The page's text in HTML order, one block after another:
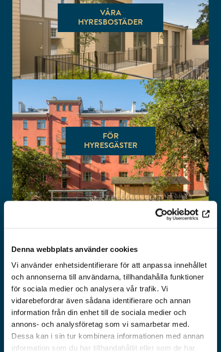
Denna webbplats använder cookies
Vi använder enhetsidentifierare för att anpassa innehållet
och annonserna till användarna, tillhandahålla funktioner
för sociala medier och analysera vår trafik. Vi
vidarebefordrar även sådana identifierare och annan
information från din enhet till de sociala medier och
annons- och analysföretag som vi samarbetar med.
Dessa kan i sin tur kombinera informationen med annan
information som du har tillhandahållit eller som de har
VÅRA
HYRESBOSTÄDER
FÖR
HYRESGÄSTER
LEDIGA
HYRESBOSTÄDER